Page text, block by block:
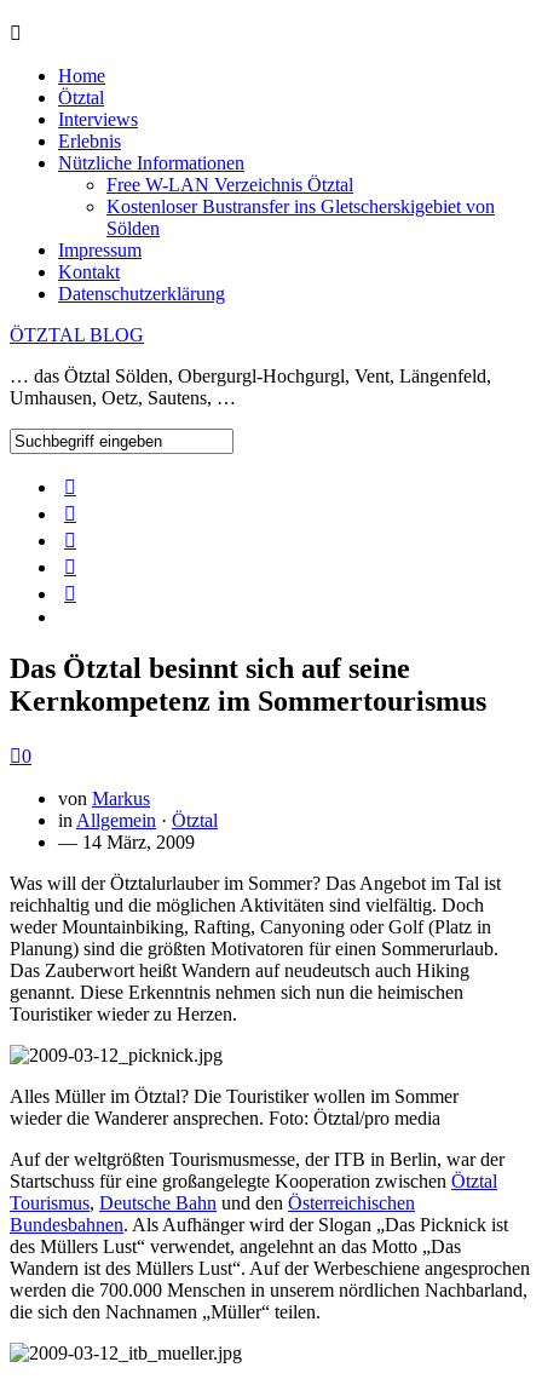
Home
Ötztal
Interviews
Erlebnis
Nützliche Informationen
Free W-LAN Verzeichnis Ötztal
Kostenloser Bustransfer ins Gletscherskigebiet von
Sölden
Impressum
Kontakt
Datenschutzerklärung
ÖTZTAL BLOG
… das Ötztal Sölden, Obergurgl-Hochgurgl, Vent, Längenfeld,
Umhausen, Oetz, Sautens, …
Das Ötztal besinnt sich auf seine
Kernkompetenz im Sommertourismus
0
von Markus
in Allgemein · Ötztal
— 14 März, 2009
Was will der Ötztalurlauber im Sommer? Das Angebot im Tal ist
reichhaltig und die möglichen Aktivitäten sind vielfältig. Doch
weder Mountainbiking, Rafting, Canyoning oder Golf (Platz in
Planung) sind die größten Motivatoren für einen Sommerurlaub.
Das Zauberwort heißt Wandern auf neudeutsch auch Hiking
genannt. Diese Erkenntnis nehmen sich nun die heimischen
Touristiker wieder zu Herzen.
Alles Müller im Ötztal? Die Touristiker wollen im Sommer
wieder die Wanderer ansprechen. Foto: Ötztal/pro media
Auf der weltgrößten Tourismusmesse, der ITB in Berlin, war der
Startschuss für eine großangelegte Kooperation zwischen Ötztal
Tourismus, Deutsche Bahn und den Österreichischen
Bundesbahnen. Als Aufhänger wird der Slogan „Das Picknick ist
des Müllers Lust“ verwendet, angelehnt an das Motto „Das
Wandern ist des Müllers Lust“. Auf der Werbeschiene angesprochen
werden die 700.000 Menschen in unserem nördlichen Nachbarland,
die sich den Nachnamen „Müller“ teilen.